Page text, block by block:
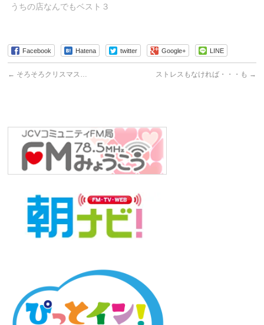
うちの店なんでもベスト３
Facebook Hatena twitter Google+ LINE
← そろそろクリスマス… ストレスもなければ・・・も →